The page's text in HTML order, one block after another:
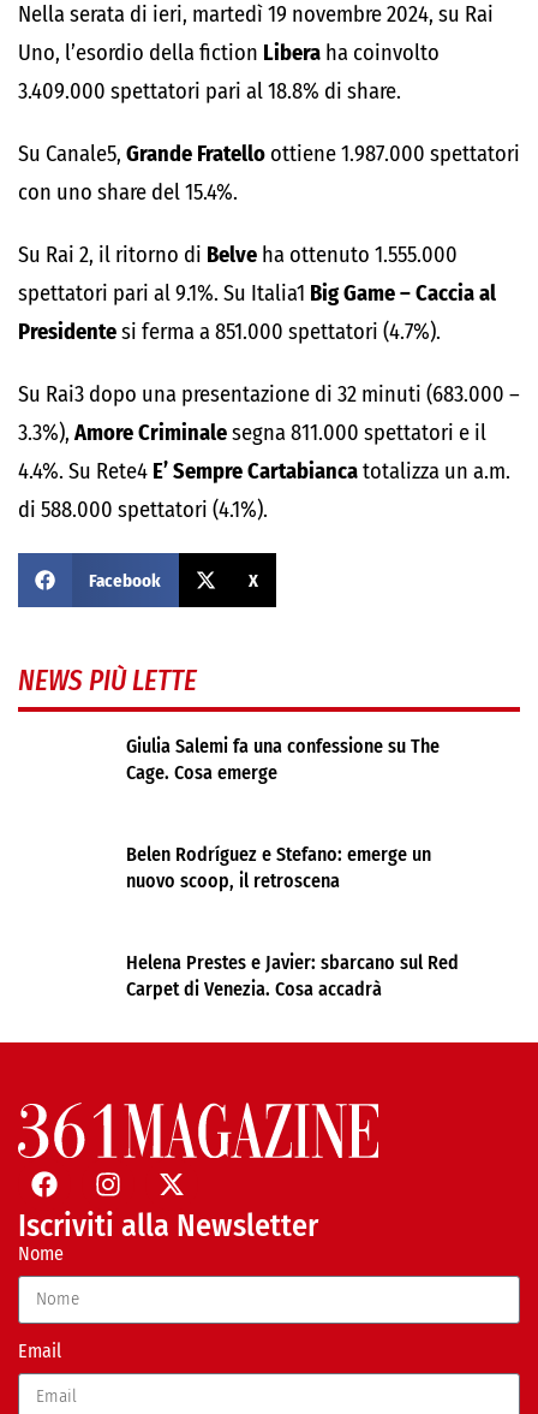
Nella serata di ieri, martedì 19 novembre 2024, su Rai
Uno, l’esordio della fiction Libera ha coinvolto
3.409.000 spettatori pari al 18.8% di share.
Su Canale5, Grande Fratello ottiene 1.987.000 spettatori
con uno share del 15.4%.
Su Rai 2, il ritorno di Belve ha ottenuto 1.555.000
spettatori pari al 9.1%. Su Italia1 Big Game – Caccia al
Presidentesi ferma a 851.000 spettatori (4.7%).
Su Rai3 dopo una presentazione di 32 minuti (683.000 –
3.3%), Amore Criminalesegna 811.000 spettatori e il
4.4%. Su Rete4 E’ Sempre Cartabiancatotalizza un a.m.
di 588.000 spettatori (4.1%).
Facebook X
NEWS PIÙ LETTE
Giulia Salemi fa una confessione su The
Cage. Cosa emerge
Belen Rodríguez e Stefano: emerge un
nuovo scoop, il retroscena
Helena Prestes e Javier: sbarcano sul Red
Carpet di Venezia. Cosa accadrà
Iscriviti alla Newsletter
Nome
Email